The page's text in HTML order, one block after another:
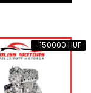
-150000 HUF